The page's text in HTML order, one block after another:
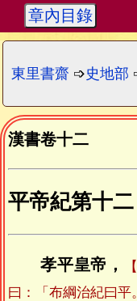
章內目錄
東里書齋 ➩史地部
漢書卷十二
平帝紀第十二
孝平皇帝，
曰：「布綱治紀曰平